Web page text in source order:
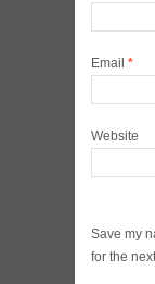
Email *
Website
Save my
for the